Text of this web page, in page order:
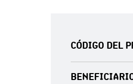
CÓDIGO DEL